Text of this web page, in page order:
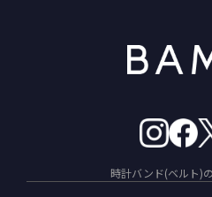
時計バンド(ベルト)